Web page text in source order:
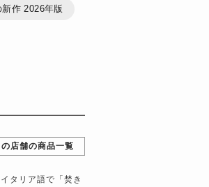
作 2026年版
の店舗の商品一覧
タリア語で「焚き